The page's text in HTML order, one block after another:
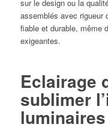
sur le design ou la
assemblés avec rigueur
fiable et durable, même
exigeantes.
Eclairage
sublimer